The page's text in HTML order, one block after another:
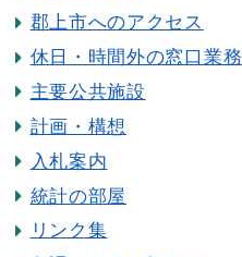
郡上市へのアクセス
休日・時間外の窓口業務
主要公共施設
計画・構想
入札案内
統計の部屋
リンク集